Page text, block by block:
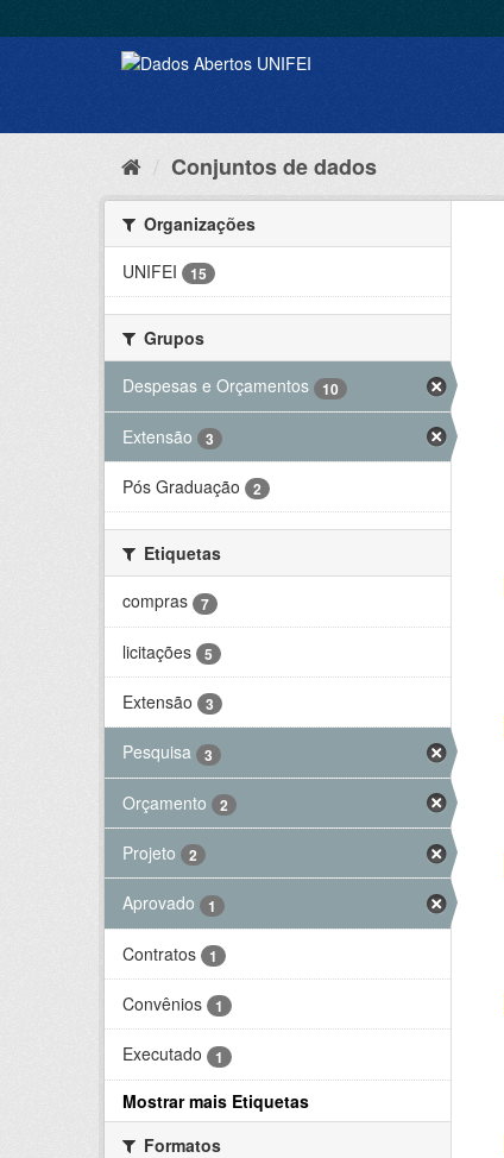
Conjuntos de dados
Organizações
UNIFEI
15
Grupos
Despesas e Orçamentos
10
Extensão 3
Pós Graduação 2
Etiquetas
compras
7
licitações 5
Extensão 3
Pesquisa 3
Orçamento 2
Projeto 2
Aprovado 1
Contratos 1
Convênios 1
Executado 1
Mostrar mais Etiquetas
Formatos